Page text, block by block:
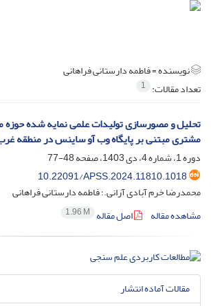
نویسنده =فاطمه دارستانی فراهانی
تعداد مقالات: 1
تحلیل و مصورسازی تولیدات علمی نمایه شده حوزه
مشتری مبتنی بر پایگاه وب آو ساینس در منطقه
دوره 1، شماره 4، دی 1403، صفحه
48-77
10.22091/APSS.2024.11810.1018
محمدرضا خرم آبادی آرانی.؛ فاطمه دارستانی فراهانی
مشاهده مقاله
اصل مقاله 1.96 M
مقالات آماده انتشار